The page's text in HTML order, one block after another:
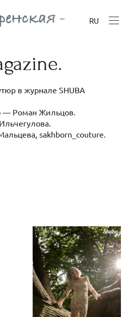
RU
в журнале SHUBA
— Роман Жильцов.
sakhborn_couture.